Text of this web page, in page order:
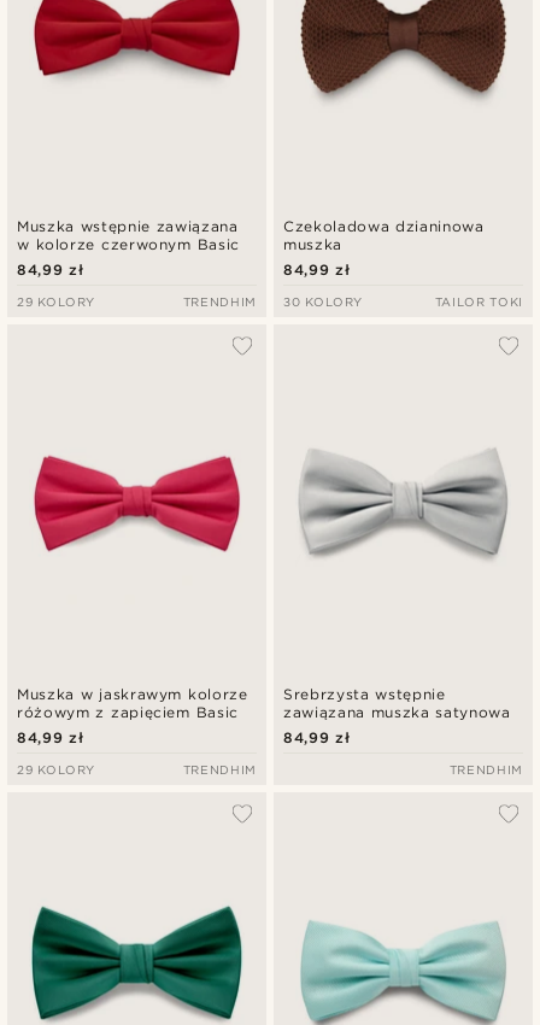
Muszka wstępnie zawiązana
w kolorze czerwonym Basic
84,99 zł
29 KOLORY TRENDHIM
Czekoladowa dzianinowa
muszka
84,99 zł
30 KOLORY TAILOR TOKI
Muszka w jaskrawym kolorze
różowym z zapięciem Basic
84,99 zł
29 KOLORY TRENDHIM
Srebrzysta wstępnie
zawiązana muszka satynowa
84,99 zł
TRENDHIM